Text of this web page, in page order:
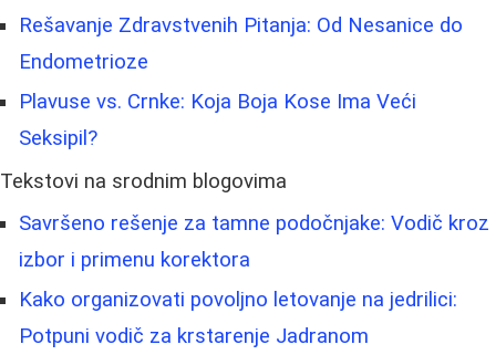
Rešavanje Zdravstvenih Pitanja: Od Nesanice do
Endometrioze
Plavuse vs. Crnke: Koja Boja Kose Ima Veći
Seksipil?
Tekstovi na srodnim blogovima
Savršeno rešenje za tamne podočnjake: Vodič kroz
izbor i primenu korektora
Kako organizovati povoljno letovanje na jedrilici:
Potpuni vodič za krstarenje Jadranom